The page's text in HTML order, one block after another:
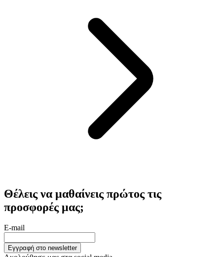
Θέλεις να μαθαίνεις πρώτος τις
προσφορές μας;
E-mail
Εγγραφή στο newsletter